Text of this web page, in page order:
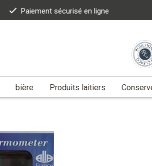
Paiement sécurisé en ligne
bière Produits laitiers